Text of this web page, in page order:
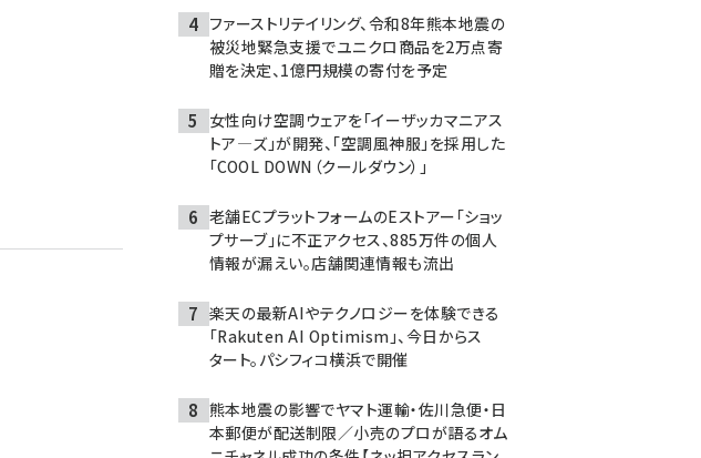
ファーストリテイリング、令和8年熊本地震の
被災地緊急支援でユニクロ商品を2万点寄
贈を決定、1億円規模の寄付を予定
女性向け空調ウェアを「イーザッカマニアス
トア―ズ」が開発、「空調風神服」を採用した
「COOL DOWN（クールダウン）」
老舗ECプラットフォームのEストアー「ショッ
プサーブ」に不正アクセス、885万件の個人
情報が漏えい。店舗関連情報も流出
楽天の最新AIやテクノロジーを体験できる
「Rakuten AI Optimism」、今日からス
タート。パシフィコ横浜で開催
熊本地震の影響でヤマト運輸・佐川急便・日
本郵便が配送制限／小売のプロが語るオム